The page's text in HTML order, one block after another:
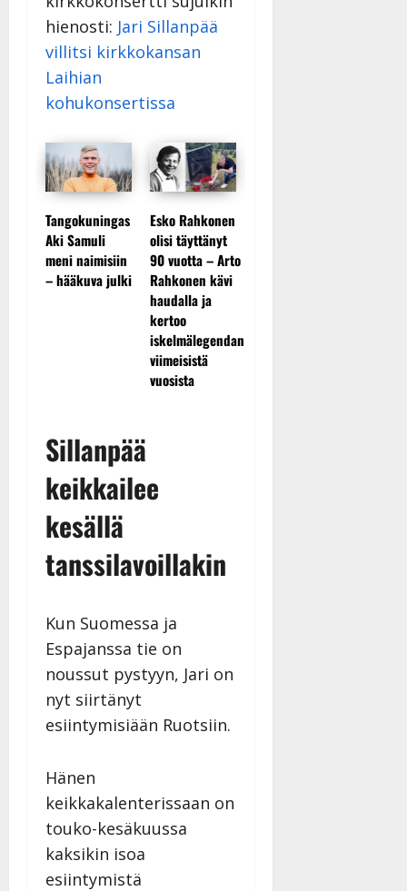
hienosti: Jari Sillanpää
villitsi kirkkokansan
Laihian
kohukonsertissa
Tangokuningas
Aki Samuli
meni naimisiin
– hääkuva julki
Esko Rahkonen
olisi täyttänyt
90 vuotta – Arto
Rahkonen kävi
haudalla ja
kertoo
iskelmälegendan
viimeisistä
vuosista
Sillanpää
keikkailee
kesällä
tanssilavoillakin
Kun Suomessa ja
Espajanssa tie on
noussut pystyyn, Jari on
nyt siirtänyt
esiintymisiään Ruotsiin.
Hänen
keikkakalenterissaan on
touko-kesäkuussa
kaksikin isoa
esiintymistä